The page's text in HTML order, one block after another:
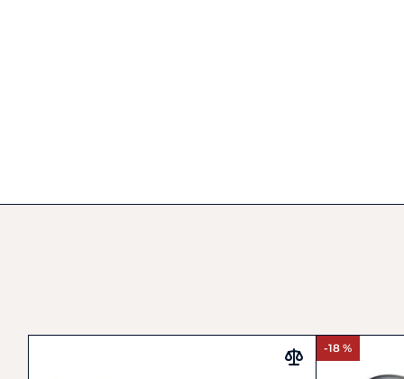
-18 %